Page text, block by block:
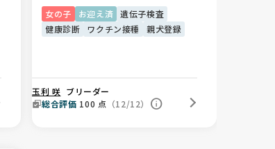
女の子
お迎え済
遺伝子検査
健康診断
ワクチン接種 親犬登録
玉利 咲 ブリーダー
総合評価 100 点 （12/12）